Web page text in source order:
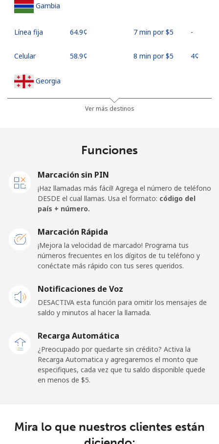
Gambia
Línea fija ⁦64.9¢⁩ 7 min por ⁦$5⁩ -
Celular ⁦58.9¢⁩ 8 min por ⁦$5⁩ ⁦4¢⁩
Georgia
⁦32.5¢⁩
15 min por
⁦$5⁩
Germany
Línea fija ⁦1.5¢⁩
333 min por
-
Celular ⁦1.5¢⁩
⁦$5⁩
Línea fija ⁦33.9¢⁩
14 min por
⁦27.5¢⁩
Gibraltar
Celular ⁦21.5¢⁩
23 min por
-
Ver más destinos
Funciones
Marcación sin PIN
¡Haz llamadas más fácil! Agrega el número de teléfono
DESDE el cual llamas. Usa el formato: código del
país + número.
Marcación Rápida
¡Mejora la velocidad de marcado! Programa tus
números frecuentes en los dígitos de tu teléfono y
conéctate más rápido con tus seres queridos.
Notificaciones de Voz
DESACTIVA esta función para omitir los mensajes de
saldo y minutos al hacer la llamada.
Recarga Automática
¿Preocupado por quedarte sin crédito? Activa la
Recarga Automatica y agregaremos el monto que
especifiques, cada vez que tu saldo disponible quede
en menos de ⁦$5⁩.
Mira lo que nuestros clientes están